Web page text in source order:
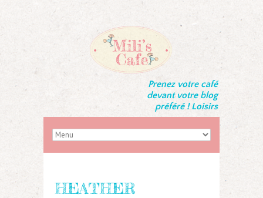
Prenez votre café
devant votre blog
préféré ! Loisirs
HEATHER